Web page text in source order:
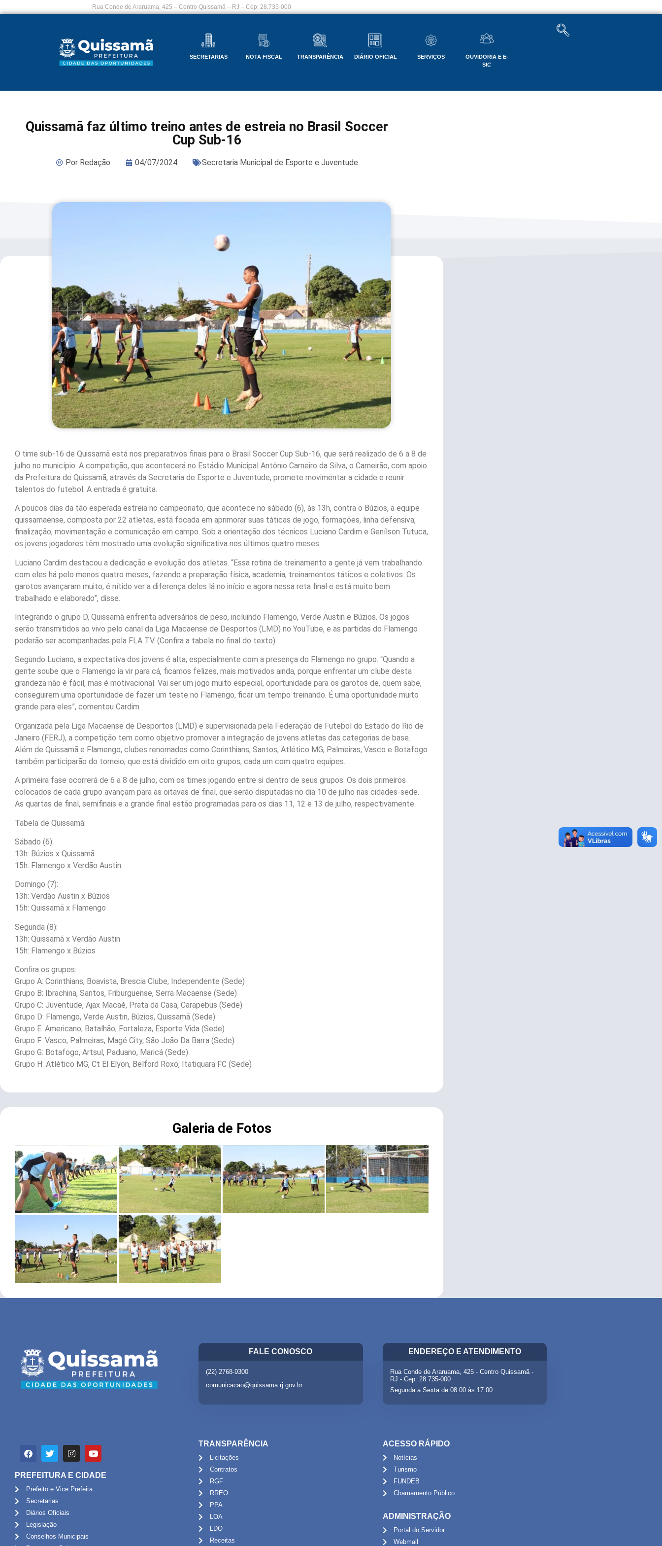
Rua Conde de Araruama, 425 – Centro Quissamã – RJ – Cep: 28.735-000
SECRETARIAS NOTA FISCAL TRANSPARÊNCIA DIÁRIO OFICIAL SERVIÇOS
OUVIDORIA E E-
SIC
Quissamã faz último treino antes de estreia no Brasil Soccer
Cup Sub-16
PorRedação 04/07/2024 Secretaria Municipal de Esporte e Juventude
O time sub-16 de Quissamã está nos preparativos finais para o Brasil Soccer Cup Sub-16, que será realizado de 6 a 8 de
julho no município. A competição, que acontecerá no Estádio Municipal Antônio Carneiro da Silva, o Carneirão, com apoio
da Prefeitura de Quissamã, através da Secretaria de Esporte e Juventude, promete movimentar a cidade e reunir
talentos do futebol. A entrada é gratuita.
A poucos dias da tão esperada estreia no campeonato, que acontece no sábado (6), às 13h, contra o Búzios, a equipe
quissamaense, composta por 22 atletas, está focada em aprimorar suas táticas de jogo, formações, linha defensiva,
finalização, movimentação e comunicação em campo. Sob a orientação dos técnicos Luciano Cardim e Genílson Tutuca,
os jovens jogadores têm mostrado uma evolução significativa nos últimos quatro meses.
Luciano Cardim destacou a dedicação e evolução dos atletas. “Essa rotina de treinamento a gente já vem trabalhando
com eles há pelo menos quatro meses, fazendo a preparação física, academia, treinamentos táticos e coletivos. Os
garotos avançaram muito, é nítido ver a diferença deles lá no início e agora nessa reta final e está muito bem
trabalhado e elaborado”, disse.
Integrando o grupo D, Quissamã enfrenta adversários de peso, incluindo Flamengo, Verde Austin e Búzios. Os jogos
serão transmitidos ao vivo pelo canal da Liga Macaense de Desportos (LMD) no YouTube, e as partidas do Flamengo
poderão ser acompanhadas pela FLA TV. (Confira a tabela no final do texto).
Segundo Luciano, a expectativa dos jovens é alta, especialmente com a presença do Flamengo no grupo. “Quando a
gente soube que o Flamengo ia vir para cá, ficamos felizes, mais motivados ainda, porque enfrentar um clube desta
grandeza não é fácil, mas é motivacional. Vai ser um jogo muito especial, oportunidade para os garotos de, quem sabe,
conseguirem uma oportunidade de fazer um teste no Flamengo, ficar um tempo treinando. É uma oportunidade muito
grande para eles”, comentou Cardim.
Organizada pela Liga Macaense de Desportos (LMD) e supervisionada pela Federação de Futebol do Estado do Rio de
Janeiro (FERJ), a competição tem como objetivo promover a integração de jovens atletas das categorias de base.
Além de Quissamã e Flamengo, clubes renomados como Corinthians, Santos, Atlético MG, Palmeiras, Vasco e Botafogo
também participarão do torneio, que está dividido em oito grupos, cada um com quatro equipes.
A primeira fase ocorrerá de 6 a 8 de julho, com os times jogando entre si dentro de seus grupos. Os dois primeiros
colocados de cada grupo avançam para as oitavas de final, que serão disputadas no dia 10 de julho nas cidades-sede.
As quartas de final, semifinais e a grande final estão programadas para os dias 11, 12 e 13 de julho, respectivamente.
Tabela de Quissamã:
Sábado (6):
13h: Búzios x Quissamã
15h: Flamengo x Verdão Austin
Domingo (7):
13h: Verdão Austin x Búzios
15h: Quissamã x Flamengo
Segunda (8):
13h: Quissamã x Verdão Austin
15h: Flamengo x Búzios
Confira os grupos:
Grupo A: Corinthians, Boavista, Brescia Clube, Independente (Sede)
Grupo B: Ibrachina, Santos, Friburguense, Serra Macaense (Sede)
Grupo C: Juventude, Ajax Macaé, Prata da Casa, Carapebus (Sede)
Grupo D: Flamengo, Verde Austin, Búzios, Quissamã (Sede)
Grupo E: Americano, Batalhão, Fortaleza, Esporte Vida (Sede)
Grupo F: Vasco, Palmeiras, Magé City, São João Da Barra (Sede)
Grupo G: Botafogo, Artsul, Paduano, Maricá (Sede)
Grupo H: Atlético MG, Ct El Elyon, Belford Roxo, Itatiquara FC (Sede)
Galeria de Fotos
FALE CONOSCO
(22) 2768-9300
comunicacao@quissama.rj.gov.br
ENDEREÇO E ATENDIMENTO
Rua Conde de Araruama, 425 - Centro Quissamã -
RJ - Cep: 28.735-000
Segunda a Sexta de 08:00 às 17:00
PREFEITURA E CIDADE
Prefeito e Vice Prefeita
Secretarias
Diários Oficiais
Legislação
Conselhos Municipais
TRANSPARÊNCIA
Licitações
Contratos
RGF
RREO
PPA
LOA
LDO
Receitas
ACESSO RÁPIDO
Notícias
Turismo
FUNDEB
Chamamento Público
ADMINISTRAÇÃO
Portal do Servidor
Webmail